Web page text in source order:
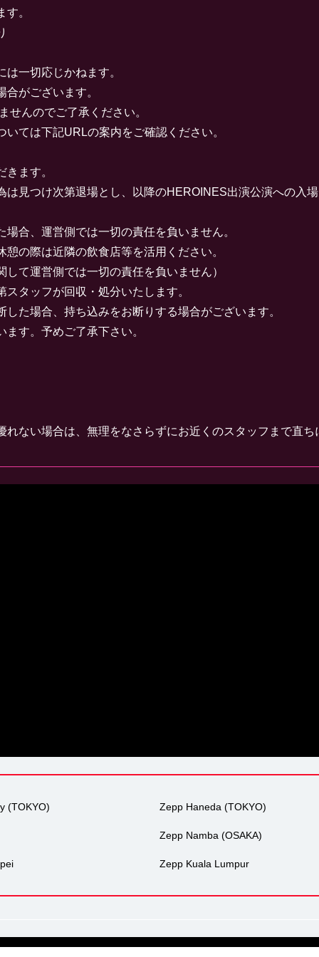
。
一切応じかねます。
がございます。
んのでご了承ください。
ては下記URLの案内をご確認ください。
ます。
見つけ次第退場とし、以降のHEROINES出演公演への入場
合、運営側では一切の責任を負いません。
の際は近隣の飲食店等を活用ください。
て運営側では一切の責任を負いません）
タッフが回収・処分いたします。
た場合、持ち込みをお断りする場合がございます。
す。予めご了承下さい。
ない場合は、無理をなさらずにお近くのスタッフまで直ち
(TOKYO) Zepp Haneda (TOKYO)
Zepp Namba (OSAKA)
Zepp Kuala Lumpur